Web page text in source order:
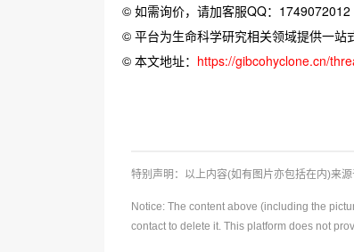
© 如需询价，请加客服QQ：
© 平台为生命科学研究相关领域提供一站
© 本文地址： https://gibcohyclone.cn/
特别声明：以上内容(如有图片亦包括在内)来
Notice: The content above (including the
contact to delete it. This platform does not